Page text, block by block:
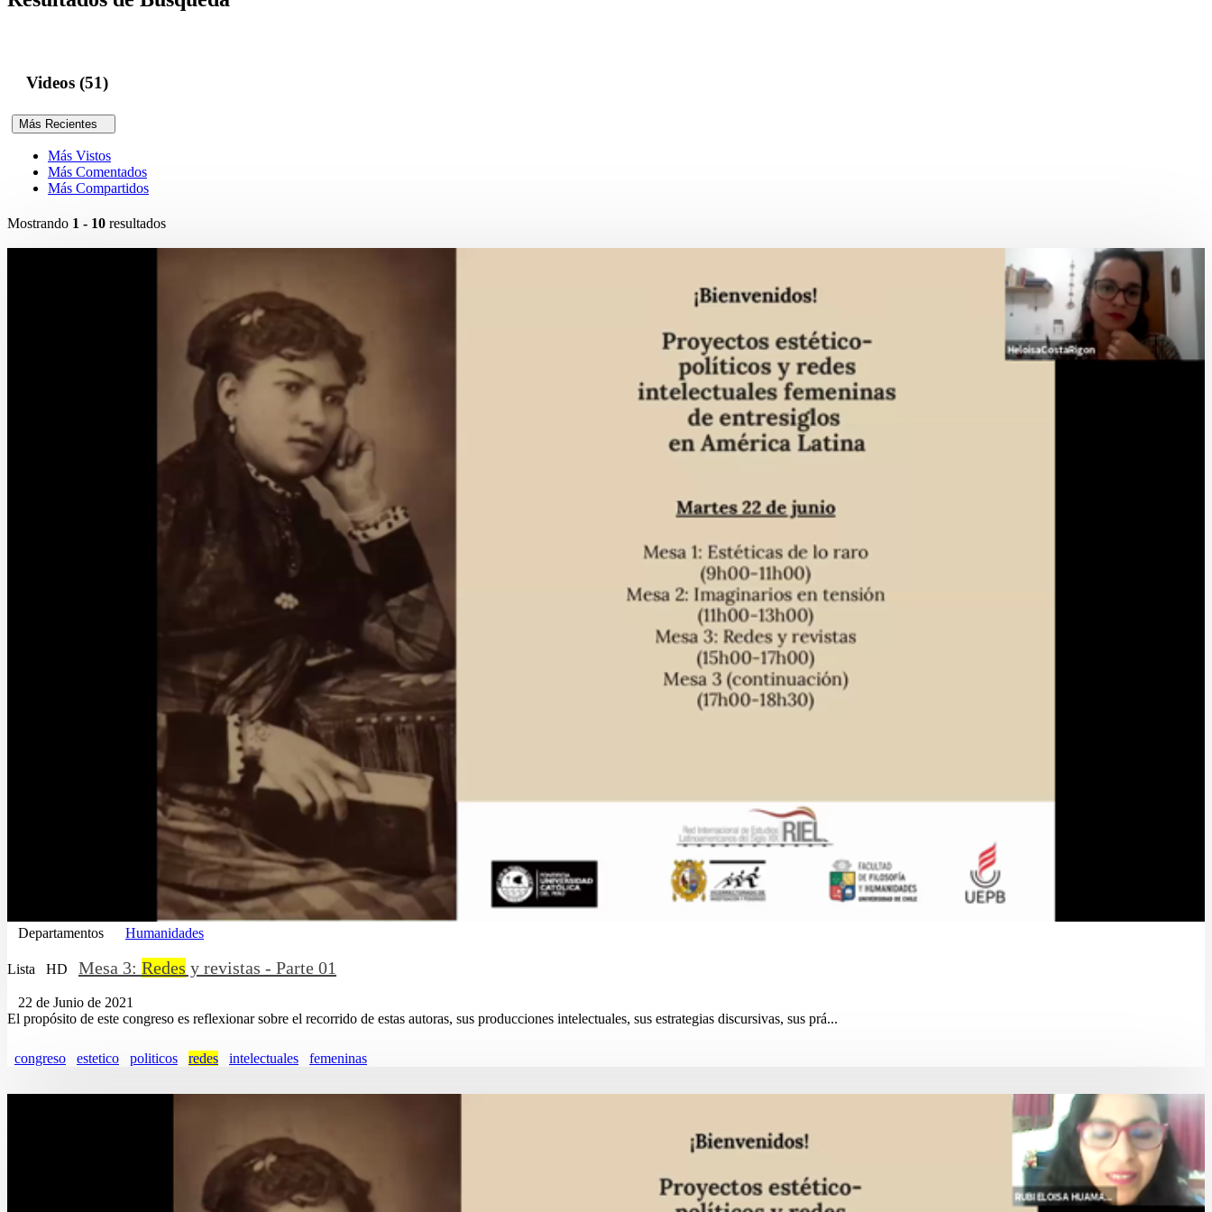
Videos (51)
Más Recientes
Más Vistos
Más Comentados
Más Compartidos
Mostrando 1 - 10 resultados
Departamentos Humanidades
Lista HD Mesa 3: Redes y revistas - Parte 01
22 de Junio de 2021
El propósito de este congreso es reflexionar sobre el recorrido de estas autoras, sus producciones intelectuales, sus estrategias discursivas, sus prá...
congreso estetico politicos redes intelectuales femeninas